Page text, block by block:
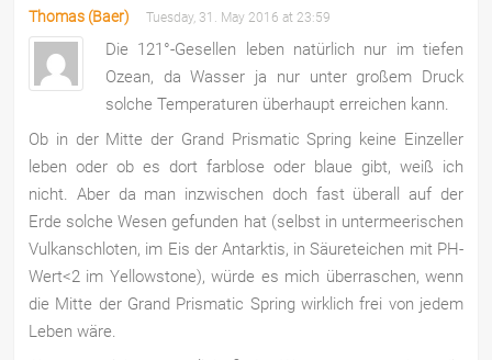
Thomas (Baer) Tuesday, 31. May 2016 at 23:59
Die 121°-Gesellen leben natürlich nur im tiefen
Ozean, da Wasser ja nur unter großem Druck
solche Temperaturen überhaupt erreichen kann.
Ob in der Mitte der Grand Prismatic Spring keine Einzeller
leben oder ob es dort farblose oder blaue gibt, weiß ich
nicht. Aber da man inzwischen doch fast überall auf der
Erde solche Wesen gefunden hat (selbst in untermeerischen
Vulkanschloten, im Eis der Antarktis, in Säureteichen mit PH-
Wert<2 im Yellowstone), würde es mich überraschen, wenn
die Mitte der Grand Prismatic Spring wirklich frei von jedem
Leben wäre.